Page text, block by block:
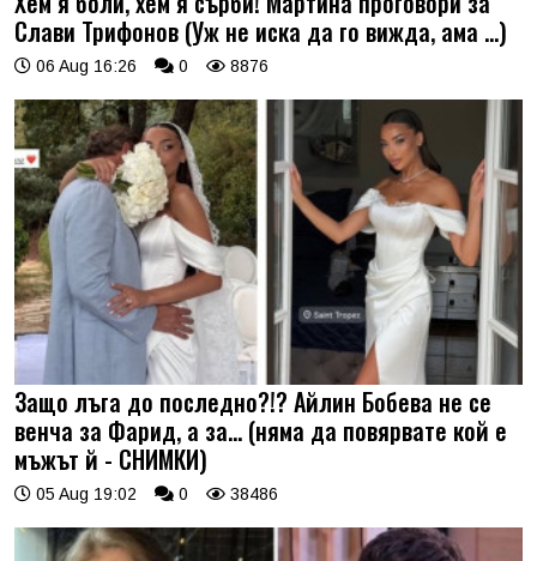
Слави Трифонов (Уж не иска да го вижда, ама …)
06 Aug 16:26 0 8876
Защо лъга до последно?!? Айлин Бобева не се
венча за Фарид, а за... (няма да повярвате кой е
мъжът й - СНИМКИ)
05 Aug 19:02 0 38486